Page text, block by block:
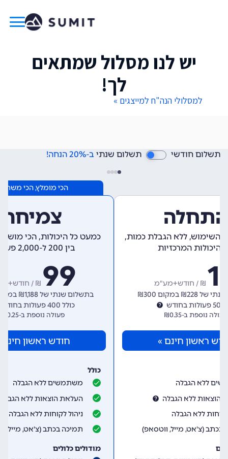
יש לנו מסלול שמתאים
לך!
למסלולי הנה"ח למייצגים »